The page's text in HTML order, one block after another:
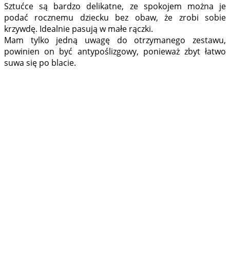
Sztućce są bardzo delikatne, ze spokojem można je
podać rocznemu dziecku bez obaw, że zrobi sobie
krzywdę. Idealnie pasują w małe rączki.
Mam tylko jedną uwagę do otrzymanego zestawu,
powinien on być antypoślizgowy, ponieważ zbyt łatwo
suwa się po blacie.